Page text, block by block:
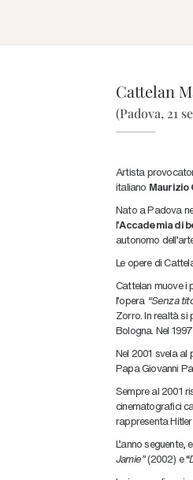
Cattelan
(Padova, 21
Artista
italiano Maurizio
Nato a Padova
l’Accademia di
autonomo
Le opere di
Cattelan muove i
l’opera “Senza
Zorro. In realtà si
Bologna. Nel
Nel 2001 svela al
Papa Giovanni
Sempre al 2001
cinematografici
rappresenta
L’anno seguente,
Jamie”(2002) e “